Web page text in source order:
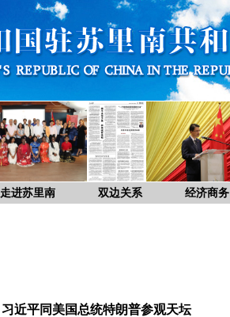
走进苏里南 双边关系 经济商务
习近平同美国总统特朗普参观天坛